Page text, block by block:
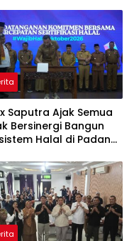
Saputra Ajak Semua
Bersinergi Bangun
Halal di Padang